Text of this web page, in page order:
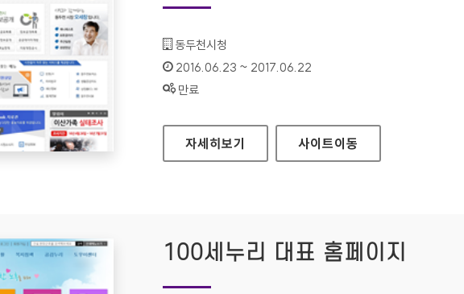
기관명 :
동두천시청
인증기간 :
2016.06.23 ~ 2017.06.22
상태 :
만료
동두천시청 대표 홈페이지
자세히보기 사이트이동
100세누리 대표 홈페이지